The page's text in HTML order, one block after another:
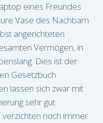
eines Freundes
Vase des Nachbarn
angerichteten
Vermögen, in
Dies ist der
Gesetzbuch.
lassen sich zwar mit
sehr gut
noch immer